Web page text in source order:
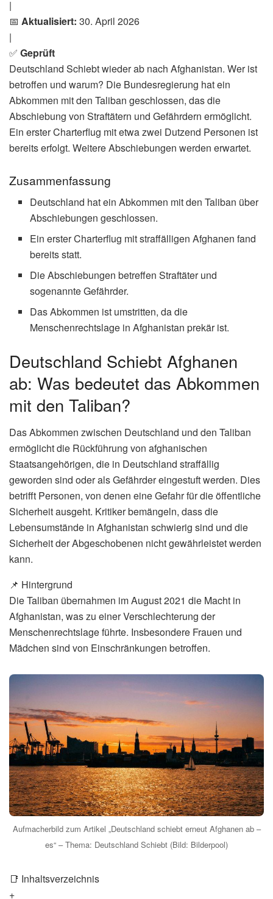
|
📅 Aktualisiert: 30. April 2026
|
✅ Geprüft
Deutschland Schiebt wieder ab nach Afghanistan. Wer ist
betroffen und warum? Die Bundesregierung hat ein
Abkommen mit den Taliban geschlossen, das die
Abschiebung von Straftätern und Gefährdern ermöglicht.
Ein erster Charterflug mit etwa zwei Dutzend Personen ist
bereits erfolgt. Weitere Abschiebungen werden erwartet.
Zusammenfassung
Deutschland hat ein Abkommen mit den Taliban über
Abschiebungen geschlossen.
Ein erster Charterflug mit straffälligen Afghanen fand
bereits statt.
Die Abschiebungen betreffen Straftäter und
sogenannte Gefährder.
Das Abkommen ist umstritten, da die
Menschenrechtslage in Afghanistan prekär ist.
Deutschland Schiebt Afghanen
ab: Was bedeutet das Abkommen
mit den Taliban?
Das Abkommen zwischen Deutschland und den Taliban
ermöglicht die Rückführung von afghanischen
Staatsangehörigen, die in Deutschland straffällig
geworden sind oder als Gefährder eingestuft werden. Dies
betrifft Personen, von denen eine Gefahr für die öffentliche
Sicherheit ausgeht. Kritiker bemängeln, dass die
Lebensumstände in Afghanistan schwierig sind und die
Sicherheit der Abgeschobenen nicht gewährleistet werden
kann.
📌 Hintergrund
Die Taliban übernahmen im August 2021 die Macht in
Afghanistan, was zu einer Verschlechterung der
Menschenrechtslage führte. Insbesondere Frauen und
Mädchen sind von Einschränkungen betroffen.
Aufmacherbild zum Artikel „Deutschland schiebt erneut Afghanen ab –
es“ – Thema: Deutschland Schiebt (Bild: Bilderpool)
📑 Inhaltsverzeichnis
+